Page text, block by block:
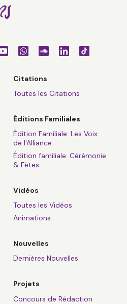
Citations
Toutes les Citations
Éditions Familiales
Édition Familiale: Les Voix
de l'Alliance
Édition familiale: Cérémonie
& Fêtes
Vidéos
Toutes les Vidéos
Animations
Nouvelles
Dernières Nouvelles
Projets
Concours de Rédaction